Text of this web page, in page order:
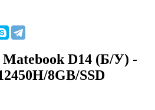
D14 (Б/У) -
8GB/SSD